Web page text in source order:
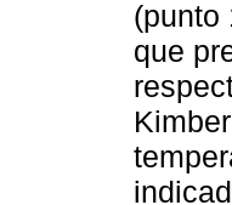
(punto
que